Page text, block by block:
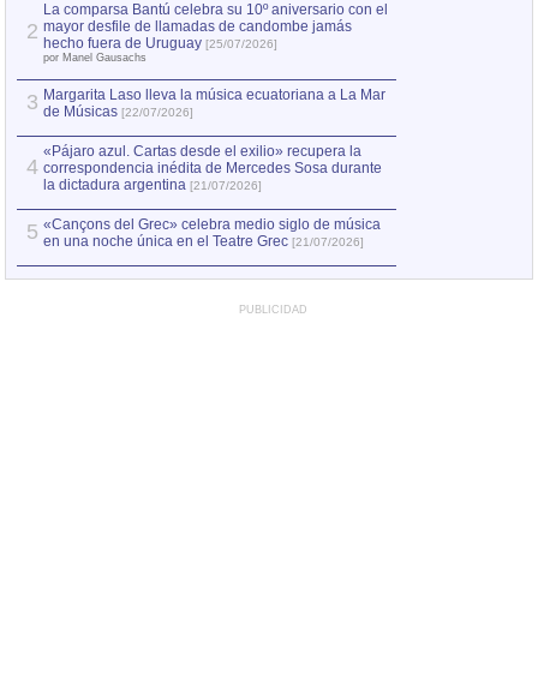
2
La comparsa Bantú celebra su 10º aniversario con el
mayor desfile de llamadas de candombe jamás
hecho fuera de Uruguay [25/07/2026]
por Manel Gausachs
3 Margarita Laso lleva la música ecuatoriana a La Mar
de Músicas [22/07/2026]
4
«Pájaro azul. Cartas desde el exilio» recupera la
correspondencia inédita de Mercedes Sosa durante
la dictadura argentina [21/07/2026]
5 «Cançons del Grec» celebra medio siglo de música
en una noche única en el Teatre Grec [21/07/2026]
PUBLICIDAD